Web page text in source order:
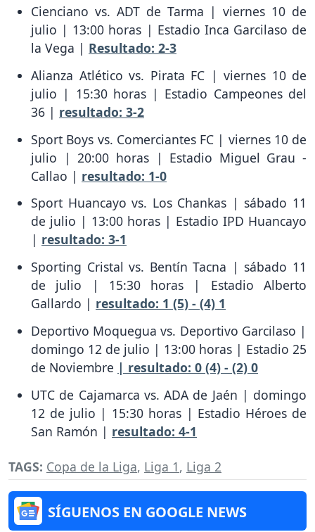
Cienciano vs. ADT de Tarma | viernes 10 de
julio | 13:00 horas | Estadio Inca Garcilaso de
la Vega | Resultado: 2-3
Alianza Atlético vs. Pirata FC | viernes 10 de
julio | 15:30 horas | Estadio Campeones del
36 | resultado: 3-2
Sport Boys vs. Comerciantes FC | viernes 10 de
julio | 20:00 horas | Estadio Miguel Grau -
Callao | resultado: 1-0
Sport Huancayo vs. Los Chankas | sábado 11
de julio | 13:00 horas | Estadio IPD Huancayo
| resultado: 3-1
Sporting Cristal vs. Bentín Tacna | sábado 11
de julio | 15:30 horas | Estadio Alberto
Gallardo | resultado: 1 (5) - (4) 1
Deportivo Moquegua vs. Deportivo Garcilaso |
domingo 12 de julio | 13:00 horas | Estadio 25
de Noviembre | resultado: 0 (4) - (2) 0
UTC de Cajamarca vs. ADA de Jaén | domingo
12 de julio | 15:30 horas | Estadio Héroes de
San Ramón | resultado: 4-1
TAGS: Copa de la Liga, Liga 1, Liga 2
SÍGUENOS EN GOOGLE NEWS